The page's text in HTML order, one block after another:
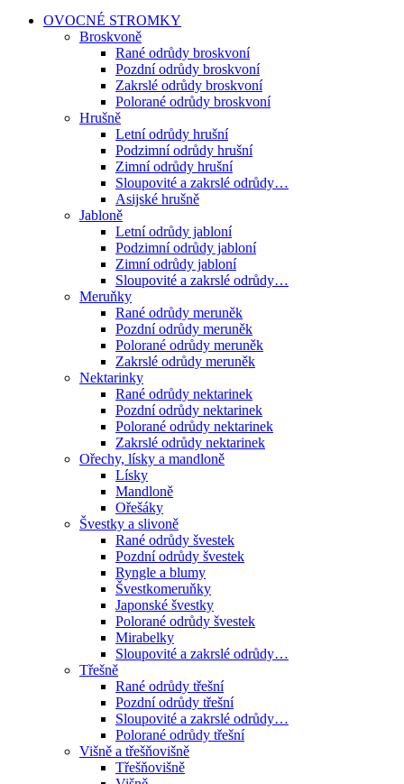
OVOCNÉ STROMKY
Broskvoně
Rané odrůdy broskvoní
Pozdní odrůdy broskvoní
Zakrslé odrůdy broskvoní
Polorané odrůdy broskvoní
Hrušně
Letní odrůdy hrušní
Podzimní odrůdy hrušní
Zimní odrůdy hrušní
Sloupovité a zakrslé odrůdy…
Asijské hrušně
Jabloně
Letní odrůdy jabloní
Podzimní odrůdy jabloní
Zimní odrůdy jabloní
Sloupovité a zakrslé odrůdy…
Meruňky
Rané odrůdy meruněk
Pozdní odrůdy meruněk
Polorané odrůdy meruněk
Zakrslé odrůdy meruněk
Nektarinky
Rané odrůdy nektarinek
Pozdní odrůdy nektarinek
Polorané odrůdy nektarinek
Zakrslé odrůdy nektarinek
Ořechy, lísky a mandloně
Lísky
Mandloně
Ořešáky
Švestky a slivoně
Rané odrůdy švestek
Pozdní odrůdy švestek
Ryngle a blumy
Švestkomeruňky
Japonské švestky
Polorané odrůdy švestek
Mirabelky
Sloupovité a zakrslé odrůdy…
Třešně
Rané odrůdy třešní
Pozdní odrůdy třešní
Sloupovité a zakrslé odrůdy…
Polorané odrůdy třešní
Višně a třešňovišně
Třešňovišně